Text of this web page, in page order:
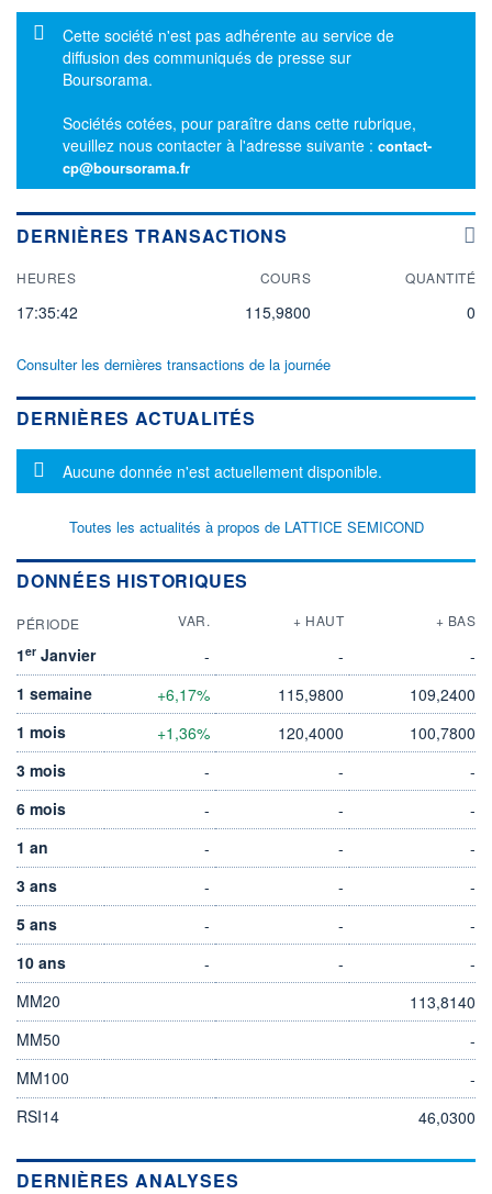
Message d'information
Cette société n'est pas adhérente au service de
diffusion des communiqués de presse sur
Boursorama.
Sociétés cotées, pour paraître dans cette rubrique,
veuillez nous contacter à l'adresse suivante : contact-
cp@boursorama.fr
DERNIÈRES TRANSACTIONS
HEURES COURS QUANTITÉ
17:35:42 115,9800 0
Consulter les dernières transactions de la journée
DERNIÈRES ACTUALITÉS
Message d'information
Aucune donnée n'est actuellement disponible.
Toutes les actualités à propos de LATTICE SEMICOND
DONNÉES HISTORIQUES
PÉRIODE VAR. + HAUT + BAS
1er Janvier - -
-
1 semaine
+6,17% 115,9800
109,2400
1 mois
+1,36% 120,4000
100,7800
3 mois
- -
-
6 mois
- -
-
1 an
- -
-
3 ans
- -
-
5 ans
- -
-
10 ans
- -
-
MM20
113,8140
MM50
-
MM100
-
RSI14
46,0300
DERNIÈRES ANALYSES